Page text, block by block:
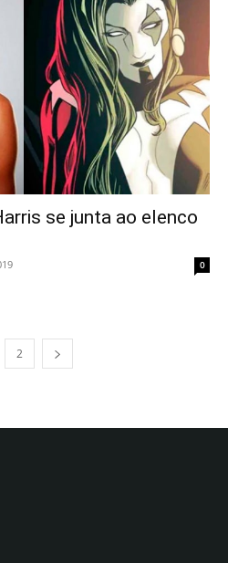
se junta ao elenco
0
2